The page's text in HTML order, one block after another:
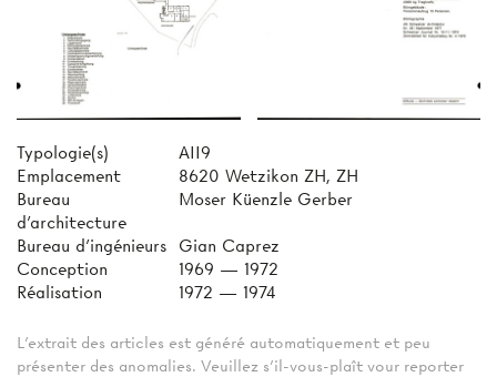
Typologie(s)
AII9
Emplacement
8620 Wetzikon ZH, ZH
Bureau
d'architecture
Moser Küenzle Gerber
Bureau d'ingénieurs
Gian Caprez
Conception
1969 — 1972
Réalisation
1972 — 1974
L'extrait des articles est généré automatiquement et peu
présenter des anomalies. Veuillez s'il-vous-plaît vour reporter